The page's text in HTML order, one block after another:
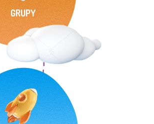
GRUPY